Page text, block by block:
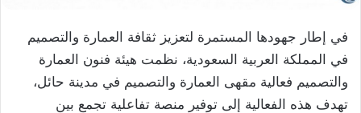
في إطار جهودها المستمرة لتعزيز ثقافة العمارة والتصميم
في المملكة العربية السعودية، نظمت هيئة فنون العمارة
والتصميم فعالية مقهى العمارة والتصميم في مدينة حائل،
تهدف هذه الفعالية إلى توفير منصة تفاعلية تجمع بين